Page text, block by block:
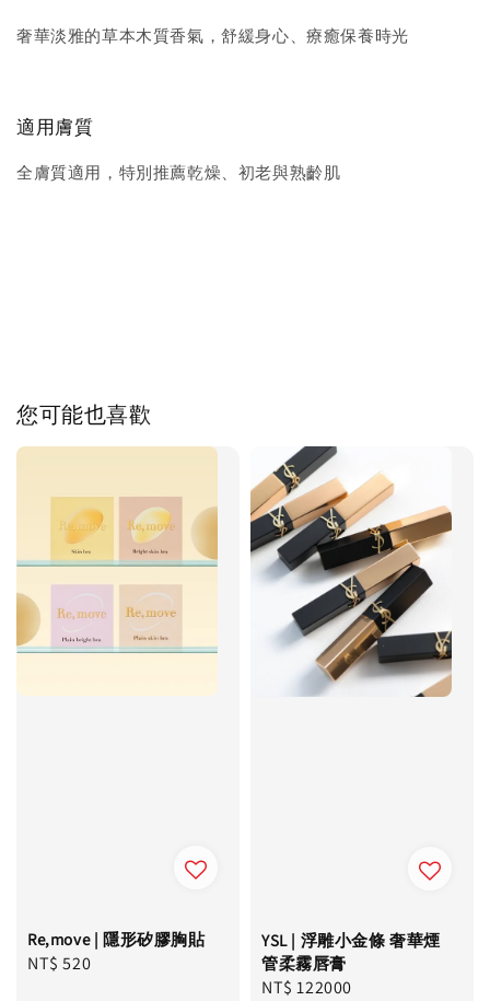
奢華淡雅的草本木質香氣，舒緩身心、療癒保養時光
適用膚質
全膚質適用，特別推薦乾燥、初老與熟齡肌
您可能也喜歡
Re,move | 隱形矽膠胸貼
Regular
NT$ 520
YSL | 浮雕小金條 奢華煙
管柔霧唇膏
Regular
NT$ 122000